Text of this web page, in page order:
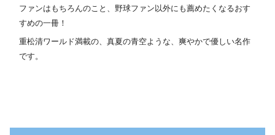
ファンはもちろんのこと、野球ファン以外にも薦めたくなるおす
すめの一冊！
重松清ワールド満載の、真夏の青空ような、爽やかで優しい名作
です。